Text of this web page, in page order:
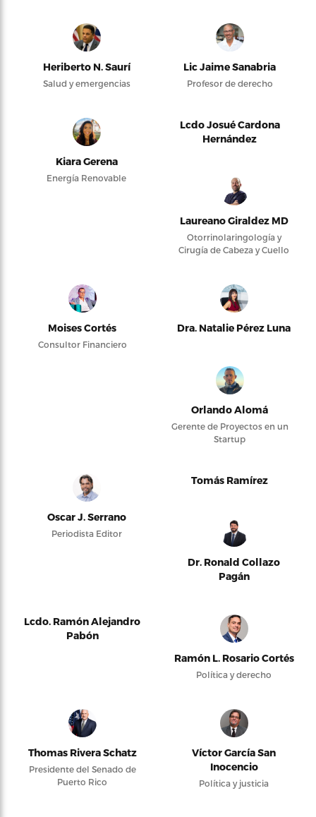
Heriberto N. Saurí
Salud y emergencias
Lic Jaime Sanabria
Profesor de derecho
Kiara Gerena
Energía Renovable
Lcdo Josué Cardona
Hernández
Laureano Giraldez MD
Otorrinolaringología y
Cirugía de Cabeza y Cuello
Moises Cortés
Consultor Financiero
Dra. Natalie Pérez Luna
Orlando Alomá
Gerente de Proyectos en un
Startup
Oscar J. Serrano
Periodista Editor
Tomás Ramírez
Dr. Ronald Collazo
Pagán
Lcdo. Ramón Alejandro
Pabón
Ramón L. Rosario Cortés
Política y derecho
Thomas Rivera Schatz
Presidente del Senado de
Puerto Rico
Víctor García San
Inocencio
Política y justicia